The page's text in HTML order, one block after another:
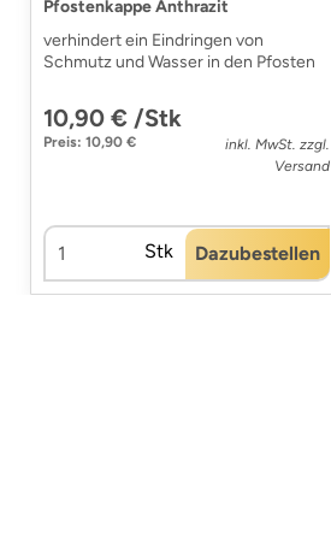
Pfostenkappe Anthrazit
verhindert ein Eindringen von
Schmutz und Wasser in den Pfosten
10,90 € /Stk
Preis: 10,90 €
inkl. MwSt. zzgl.
Versand
Stk Dazubestellen